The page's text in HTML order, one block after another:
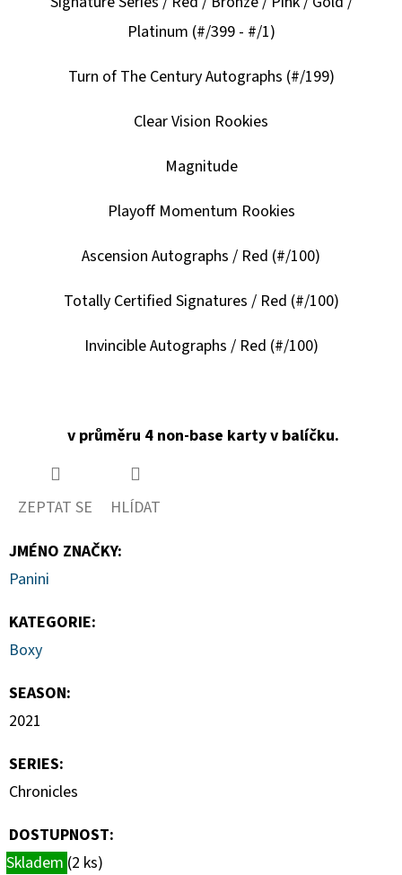
Platinum (#/399 - #/1)
Turn of The Century Autographs (#/199)
Clear Vision Rookies
Magnitude
Playoff Momentum Rookies
Ascension Autographs / Red (#/100)
Totally Certified Signatures / Red (#/100)
Invincible Autographs / Red (#/100)
v průměru 4 non-base karty v balíčku.
ZEPTAT SE
HLÍDAT
JMÉNO ZNAČKY:
Panini
KATEGORIE:
Boxy
SEASON:
2021
SERIES:
Chronicles
DOSTUPNOST:
Skladem (2 ks)